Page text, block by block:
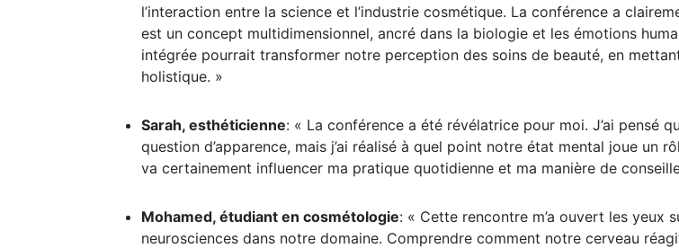
l’interaction entre la science et l’industrie cosmétique. La conférence a
est un concept multidimensionnel, ancré dans la biologie et les émotions
intégrée pourrait transformer notre perception des soins de beauté, en
holistique. »
Sarah, esthéticienne: « La conférence a été révélatrice pour moi. J’ai pensé
question d’apparence, mais j’ai réalisé à quel point notre état mental joue un
va certainement influencer ma pratique quotidienne et ma manière de
Mohamed, étudiant en cosmétologie: « Cette rencontre m’a ouvert les yeux
neurosciences dans notre domaine. Comprendre comment notre cerveau